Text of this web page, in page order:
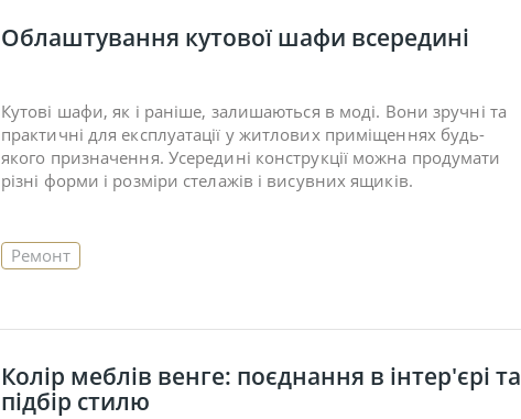
Облаштування кутової шафи всередині
Кутові шафи, як і раніше, залишаються в моді. Вони зручні та
практичні для експлуатації у житлових приміщеннях будь-
якого призначення. Усередині конструкції можна продумати
різні форми і розміри стелажів і висувних ящиків.
Ремонт
Колір меблів венге: поєднання в інтер'єрі та
підбір стилю